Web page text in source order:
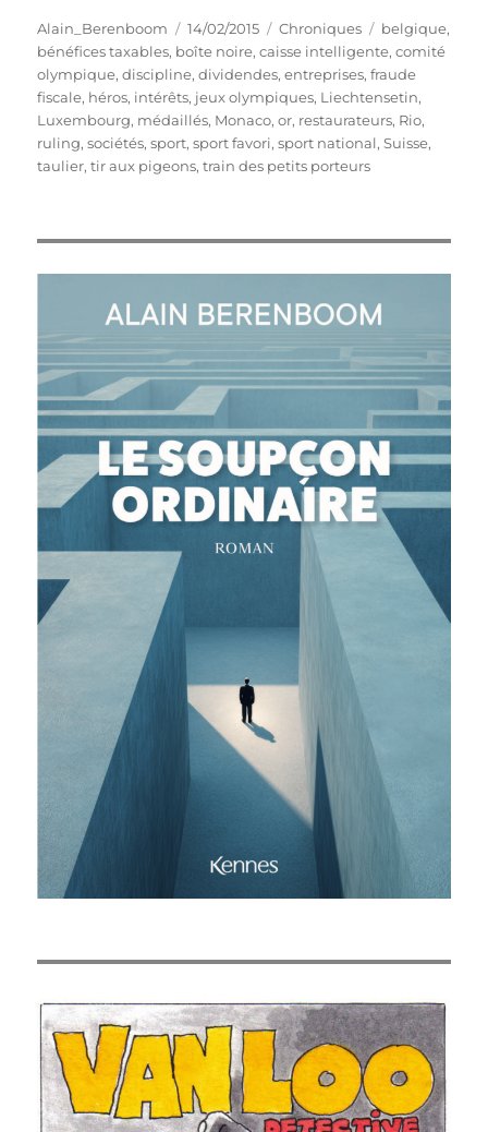
Auteur
Alain_Berenboom
Publié
le
14/02/2015 Catégories
Chroniques Étiquettes
belgique,
bénéfices taxables, boîte noire,caisse intelligente,comité
olympique,discipline,dividendes,entreprises,fraude
fiscale, héros, intérêts, jeux olympiques, Liechtensetin,
Luxembourg, médaillés, Monaco,or, restaurateurs, Rio,
ruling,sociétés,sport,sport favori,sport national,Suisse,
taulier,tir aux pigeons,train des petits porteurs